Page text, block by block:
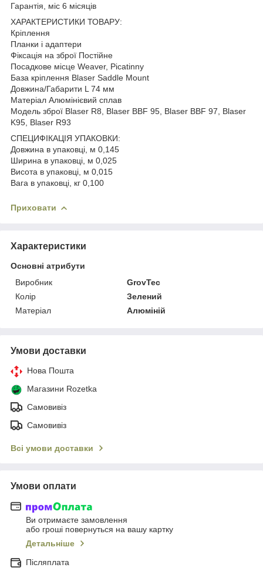
Гарантія, міс 6 місяців
ХАРАКТЕРИСТИКИ ТОВАРУ:
Кріплення
Планки і адаптери
Фіксація на зброї Постійне
Посадкове місце Weaver, Picatinny
База кріплення Blaser Saddle Mount
Довжина/Габарити L 74 мм
Матеріал Алюмінієвий сплав
Модель зброї Blaser R8, Blaser BBF 95, Blaser BBF 97, Blaser
K95, Blaser R93
СПЕЦИФІКАЦІЯ УПАКОВКИ:
Довжина в упаковці, м 0,145
Ширина в упаковці, м 0,025
Висота в упаковці, м 0,015
Вага в упаковці, кг 0,100
Приховати
Характеристики
Основні атрибути
Виробник
GrovTec
Колір
Зелений
Матеріал
Алюміній
Умови доставки
Нова Пошта
Магазини Rozetka
Самовивіз
Самовивіз
Всі умови доставки
Умови оплати
Ви отримаєте замовлення
або гроші повернуться на вашу картку
Детальніше
Післяплата